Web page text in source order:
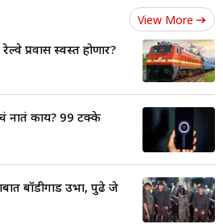
View More
प्रवास स्वस्त होणार?
नातं काय? 99 टक्के
बॉडीगार्ड उभा, पुढे जे